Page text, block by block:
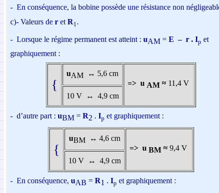
- En conséquence, la bobine possède une résistance non
c)- Valeurs de r et R1.
- Lorsque le régime permanent est atteint : uAM = E–r . Ip et
graphiquement :
{
uAM ↔ 5,6 cm
=> u AM ≈11,4 V
10 V
↔ 4,9 cm
- d’autre part : uBM = R2 . Ip et graphiquement :
{
uBM ↔ 4,6 cm
=> u BM ≈9,4 V
10 V
↔ 4,9 cm
- En conséquence, uAB = R1 . Ip et graphiquement :